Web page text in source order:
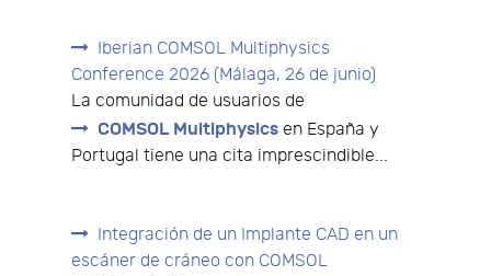
Iberian COMSOL Multiphysics
Conference 2026 (Málaga, 26 de junio)
La comunidad de usuarios de
COMSOL Multiphysics en España y
Portugal tiene una cita imprescindible...
Integración de un Implante CAD en un
escáner de cráneo con COMSOL